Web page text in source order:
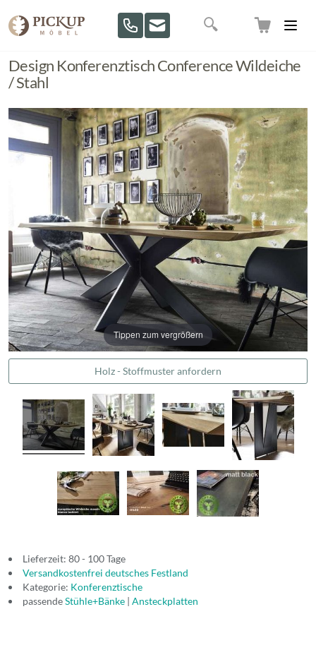
Suche
Design Konferenztisch Conference Wildeiche
/ Stahl
Tippen zum vergrößern
Holz - Stoffmuster anfordern
Lieferzeit: 80 - 100 Tage
Versandkostenfrei deutsches Festland
Kategorie: Konferenztische
passendeStühle+Bänke | Ansteckplatten